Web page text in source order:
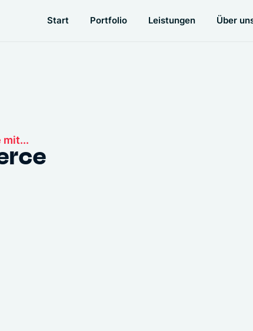
Start Portfolio Leistungen Über
mit...